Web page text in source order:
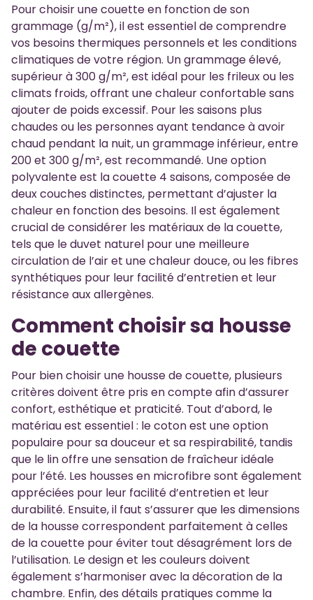
Pour choisir une couette en fonction de son
grammage (g/m²), il est essentiel de comprendre
vos besoins thermiques personnels et les conditions
climatiques de votre région. Un grammage élevé,
supérieur à 300 g/m², est idéal pour les frileux ou les
climats froids, offrant une chaleur confortable sans
ajouter de poids excessif. Pour les saisons plus
chaudes ou les personnes ayant tendance à avoir
chaud pendant la nuit, un grammage inférieur, entre
200 et 300 g/m², est recommandé. Une option
polyvalente est la couette 4 saisons, composée de
deux couches distinctes, permettant d’ajuster la
chaleur en fonction des besoins. Il est également
crucial de considérer les matériaux de la couette,
tels que le duvet naturel pour une meilleure
circulation de l’air et une chaleur douce, ou les fibres
synthétiques pour leur facilité d’entretien et leur
résistance aux allergènes.
Comment choisir sa housse
de couette
Pour bien choisir une housse de couette, plusieurs
critères doivent être pris en compte afin d’assurer
confort, esthétique et praticité. Tout d’abord, le
matériau est essentiel : le coton est une option
populaire pour sa douceur et sa respirabilité, tandis
que le lin offre une sensation de fraîcheur idéale
pour l’été. Les housses en microfibre sont également
appréciées pour leur facilité d’entretien et leur
durabilité. Ensuite, il faut s’assurer que les dimensions
de la housse correspondent parfaitement à celles
de la couette pour éviter tout désagrément lors de
l’utilisation. Le design et les couleurs doivent
également s’harmoniser avec la décoration de la
chambre. Enfin, des détails pratiques comme la